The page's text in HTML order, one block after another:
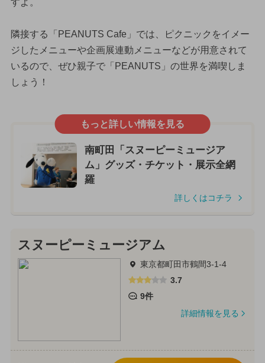
すよ。
隣接する「PEANUTS Cafe」では、ピクニックをイメー
ジしたメニューや企画展連動メニューなどが用意されて
いるので、ぜひ親子で「PEANUTS」の世界を満喫しま
しょう！
もっと詳しい情報を見る
南町田「スヌーピーミュージア
ム」グッズ・チケット・展示全網
羅
詳しくはコチラ
スヌーピーミュージアム
東京都町田市鶴間3-1-4
3.7
9件
詳細情報を見る